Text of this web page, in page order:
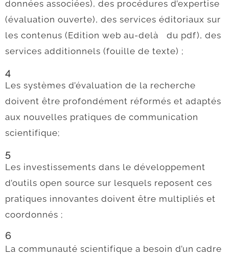
données associées), des procédures d’expertise
(évaluation ouverte), des services éditoriaux sur
les contenus (Edition web au-delà du pdf), des
services additionnels (fouille de texte) ;
4
Les systèmes d’évaluation de la recherche
doivent être profondément réformés et adaptés
aux nouvelles pratiques de communication
scientifique;
5
Les investissements dans le développement
d’outils open source sur lesquels reposent ces
pratiques innovantes doivent être multipliés et
coordonnés ;
6
La communauté scientifique a besoin d’un cadre